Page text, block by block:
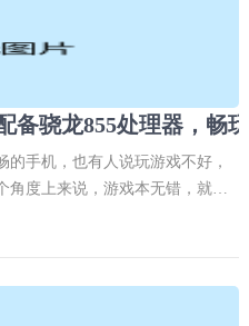
手机，也有人说玩游戏不好，
角度上来说，游戏本无错，就看
个道理。